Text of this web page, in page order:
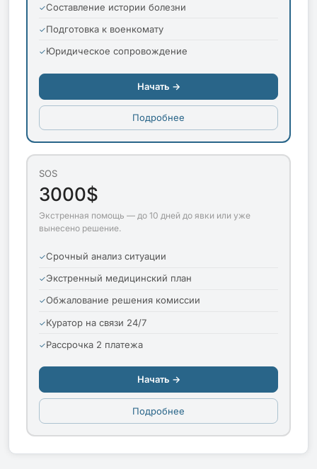
Составление истории болезни
Подготовка к военкомату
Юридическое сопровождение
Начать →
Подробнее
SOS
3000$
Экстренная помощь — до 10 дней до явки или уже
вынесено решение.
Срочный анализ ситуации
Экстренный медицинский план
Обжалование решения комиссии
Куратор на связи 24/7
Рассрочка 2 платежа
Начать →
Подробнее